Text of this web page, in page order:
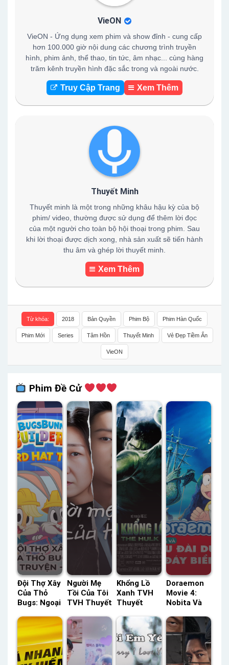
VieON
VieON - Ứng dụng xem phim và show đỉnh - cung cấp
hơn 100.000 giờ nội dung các chương trình truyền
hình, phim ảnh, thể thao, tin tức, âm nhạc... cùng hàng
trăm kênh truyền hình đặc sắc trong và ngoài nước.
Truy Cập Trang Xem Thêm
Thuyết Minh
Thuyết minh là một trong những khâu hậu kỳ của bộ
phim/ video, thường được sử dụng để thêm lời đọc
của một người cho toàn bộ hội thoại trong phim. Sau
khi lời thoại được dịch xong, nhà sản xuất sẽ tiến hành
thu âm và ghép lời thuyết minh.
Xem Thêm
Từ khóa: 2018 Bản Quyền Phim Bộ Phim Hàn Quốc
Phim Mới Series Tâm Hồn Thuyết Minh Vẻ Đẹp Tiềm Ẩn
VieON
Phim Đề Cử
Đội Thợ Xây
Của Thỏ
Bugs: Ngoại
Phần 1 HBO
Minh –
Status: 14 /
14 Thuyết
Người Mẹ
Tồi Của Tôi
TVH Thuyết
Status: 14 /
14 Thuyết
Minh
Khổng Lồ
Xanh TVH
Thuyết
Status: HD
Thuyết
Minh
Doraemon
Movie 4:
Nobita Và
Đáy Biển
Thuyết
Minh –
Status: HD
Thuyết